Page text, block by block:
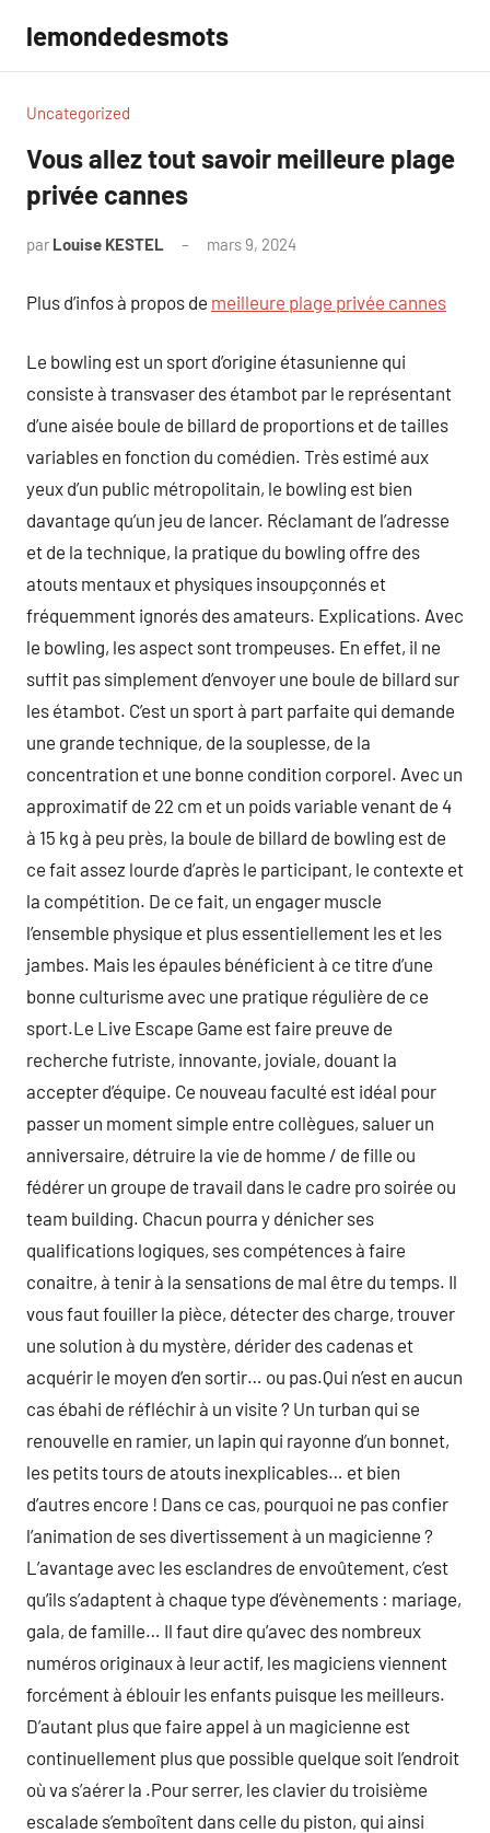
contenu
lemondedesmots
Uncategorized
Vous allez tout savoir meilleure plage
privée cannes
par Louise KESTEL mars 9, 2024
Plus d’infos à propos de meilleure plage privée cannes
Le bowling est un sport d’origine étasunienne qui
consiste à transvaser des étambot par le représentant
d’une aisée boule de billard de proportions et de tailles
variables en fonction du comédien. Très estimé aux
yeux d’un public métropolitain, le bowling est bien
davantage qu’un jeu de lancer. Réclamant de l’adresse
et de la technique, la pratique du bowling offre des
atouts mentaux et physiques insoupçonnés et
fréquemment ignorés des amateurs. Explications. Avec
le bowling, les aspect sont trompeuses. En effet, il ne
suffit pas simplement d’envoyer une boule de billard sur
les étambot. C’est un sport à part parfaite qui demande
une grande technique, de la souplesse, de la
concentration et une bonne condition corporel. Avec un
approximatif de 22 cm et un poids variable venant de 4
à 15 kg à peu près, la boule de billard de bowling est de
ce fait assez lourde d’après le participant, le contexte et
la compétition. De ce fait, un engager muscle
l’ensemble physique et plus essentiellement les et les
jambes. Mais les épaules bénéficient à ce titre d’une
bonne culturisme avec une pratique régulière de ce
sport.Le Live Escape Game est faire preuve de
recherche futriste, innovante, joviale, douant la
accepter d’équipe. Ce nouveau faculté est idéal pour
passer un moment simple entre collègues, saluer un
anniversaire, détruire la vie de homme / de fille ou
fédérer un groupe de travail dans le cadre pro soirée ou
team building. Chacun pourra y dénicher ses
qualifications logiques, ses compétences à faire
conaitre, à tenir à la sensations de mal être du temps. Il
vous faut fouiller la pièce, détecter des charge, trouver
une solution à du mystère, dérider des cadenas et
acquérir le moyen d’en sortir… ou pas.Qui n’est en aucun
cas ébahi de réfléchir à un visite ? Un turban qui se
renouvelle en ramier, un lapin qui rayonne d’un bonnet,
les petits tours de atouts inexplicables… et bien
d’autres encore ! Dans ce cas, pourquoi ne pas confier
l’animation de ses divertissement à un magicienne ?
L’avantage avec les esclandres de envoûtement, c’est
qu’ils s’adaptent à chaque type d’évènements : mariage,
gala, de famille… Il faut dire qu’avec des nombreux
numéros originaux à leur actif, les magiciens viennent
forcément à éblouir les enfants puisque les meilleurs.
D’autant plus que faire appel à un magicienne est
continuellement plus que possible quelque soit l’endroit
où va s’aérer la .Pour serrer, les clavier du troisième
escalade s’emboîtent dans celle du piston, qui ainsi